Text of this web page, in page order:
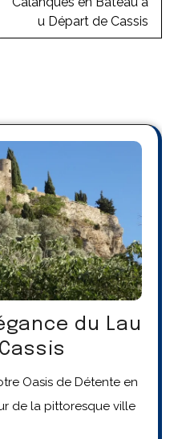
u Départ de Cassis
du Lau
Oasis de Détente en
de la pittoresque ville